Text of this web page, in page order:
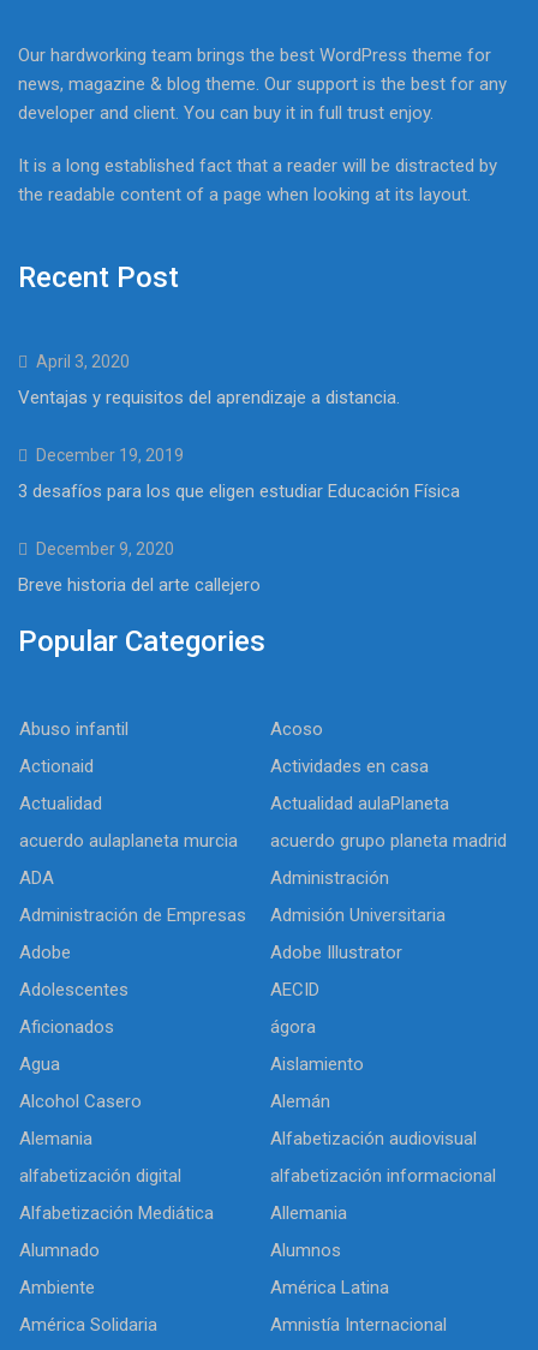
Our hardworking team brings the best WordPress theme for
news, magazine & blog theme. Our support is the best for any
developer and client. You can buy it in full trust enjoy.
It is a long established fact that a reader will be distracted by
the readable content of a page when looking at its layout.
Recent Post
April 3, 2020
Ventajas y requisitos del aprendizaje a distancia.
December 19, 2019
3 desafíos para los que eligen estudiar Educación Física
December 9, 2020
Breve historia del arte callejero
Popular Categories
Abuso infantil
Acoso
Actionaid
Actividades en casa
Actualidad
Actualidad aulaPlaneta
acuerdo aulaplaneta murcia
acuerdo grupo planeta madrid
ADA
Administración
Administración de Empresas
Admisión Universitaria
Adobe
Adobe Illustrator
Adolescentes
AECID
Aficionados
ágora
Agua
Aislamiento
Alcohol Casero
Alemán
Alemania
Alfabetización audiovisual
alfabetización digital
alfabetización informacional
Alfabetización Mediática
Allemania
Alumnado
Alumnos
Ambiente
América Latina
América Solidaria
Amnistía Internacional